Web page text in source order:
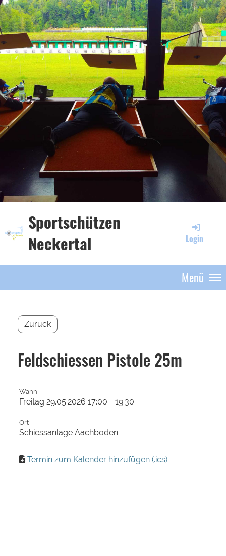
Sportschützen
Neckertal
Login
Menü
Zurück
Feldschiessen Pistole 25m
Wann
Freitag 29.05.2026 17:00 - 19:30
Ort
Schiessanlage Aachboden
Termin zum Kalender hinzufügen (.ics)